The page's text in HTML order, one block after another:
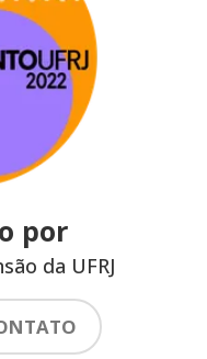
por
da UFRJ